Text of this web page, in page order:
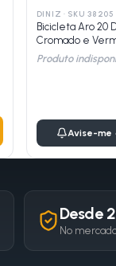
DINIZ · SKU 38205
Bicicleta Aro 20
Cromado e
Produto
Avise-me
Desde
No